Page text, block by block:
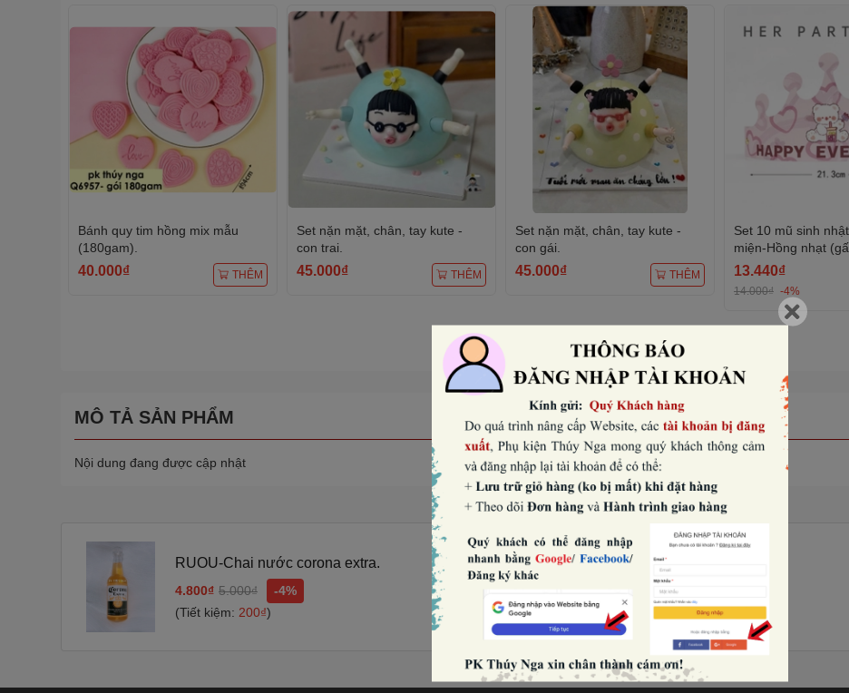
Bánh quy tim hồng mix mẫu
(180gam).
40.000₫ THÊM
Set nặn mặt, chân, tay kute -
con trai.
45.000₫ THÊM
Set nặn mặt, chân, tay kute -
con gái.
45.000₫ THÊM
Set 10 mũ sinh
miện-Hồng nhạt
13.440₫
14.000₫ -4%
Xem tất cả
MÔ TẢ SẢN PHẨM
Nội dung đang được cập nhật
RUOU-Chai nước corona extra.
4.800₫ 5.000₫
-4%
(Tiết kiệm: 200₫)